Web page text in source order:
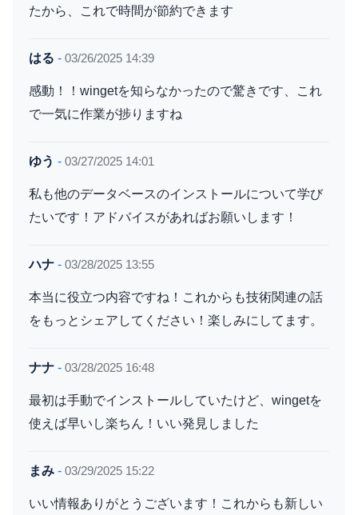
たから、これで時間が節約できます
はる - 03/26/2025 14:39
感動！！wingetを知らなかったので驚きです、これ
で一気に作業が捗りますね
ゆう - 03/27/2025 14:01
私も他のデータベースのインストールについて学び
たいです！アドバイスがあればお願いします！
ハナ - 03/28/2025 13:55
本当に役立つ内容ですね！これからも技術関連の話
をもっとシェアしてください！楽しみにしてます。
ナナ - 03/28/2025 16:48
最初は手動でインストールしていたけど、wingetを
使えば早いし楽ちん！いい発見しました
まみ - 03/29/2025 15:22
いい情報ありがとうございます！これからも新しい